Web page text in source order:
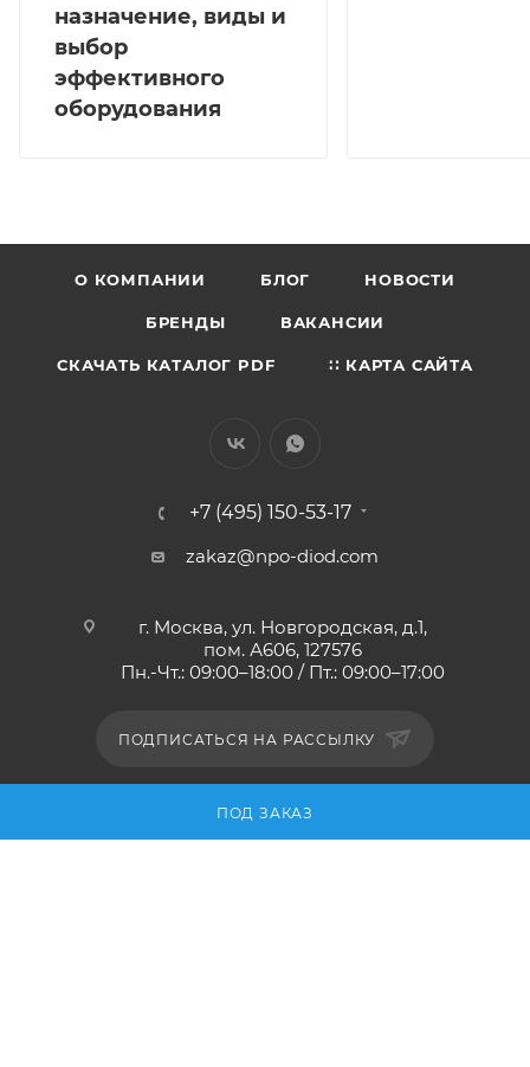
ПОД ЗАКАЗ
назначение, виды и
выбор
эффективного
оборудования
О КОМПАНИИ БЛОГ НОВОСТИ
БРЕНДЫ ВАКАНСИИ
СКАЧАТЬ КАТАЛОГ PDF ∷ КАРТА САЙТА
+7 (495) 150-53-17
zakaz@npo-diod.com
г. Москва, ул. Новгородская, д.1,
пом. А606, 127576
Пн.-Чт.: 09:00–18:00 / Пт.: 09:00–17:00
ПОДПИСАТЬСЯ НА РАССЫЛКУ
ПОЛИТИКА КОНФИДЕНЦИАЛЬНОСТИ